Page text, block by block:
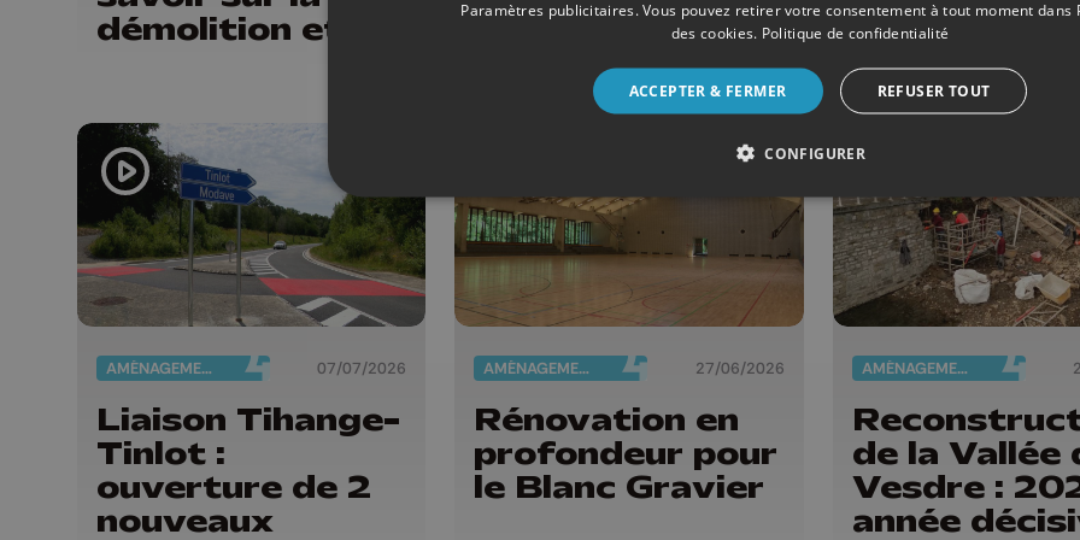
démolition et la
d'Aywaille
étudiants au
Cadran
AMÉNAGEMENT DU TERRITOIRE 07/07/2026
Liaison Tihange-
Tinlot :
ouverture de 2
nouveaux
AMÉNAGEMENT DU TERRITOIRE 27/06/2026
Rénovation en
profondeur pour
le Blanc Gravier
AMÉNAGEMENT DU TERRITOIRE
de la Vallée
Vesdre :
année
Paramètres publicitaires. Vous pouvez retirer votre consentement à tout moment dans
des cookies. Politique de confidentialité
ACCEPTER & FERMER REFUSER TOUT
CONFIGURER